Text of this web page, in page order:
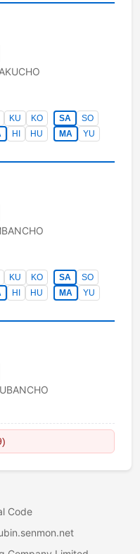
KU KO SA
SO
HI HU MA
YU
KU KO SA
SO
HI HU MA
YU
Code